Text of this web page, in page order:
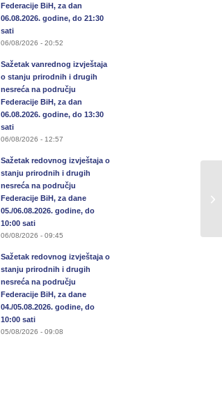
Federacije BiH, za dan
06.08.2026. godine, do 21:30
sati
06/08/2026 - 20:52
Sažetak vanrednog izvještaja
o stanju prirodnih i drugih
nesreća na području
Federacije BiH, za dan
06.08.2026. godine, do 13:30
sati
06/08/2026 - 12:57
Sažetak redovnog izvještaja o
stanju prirodnih i drugih
nesreća na području
Federacije BiH, za dane
05./06.08.2026. godine, do
10:00 sati
06/08/2026 - 09:45
Sažetak redovnog izvještaja o
stanju prirodnih i drugih
nesreća na području
Federacije BiH, za dane
04./05.08.2026. godine, do
10:00 sati
05/08/2026 - 09:08